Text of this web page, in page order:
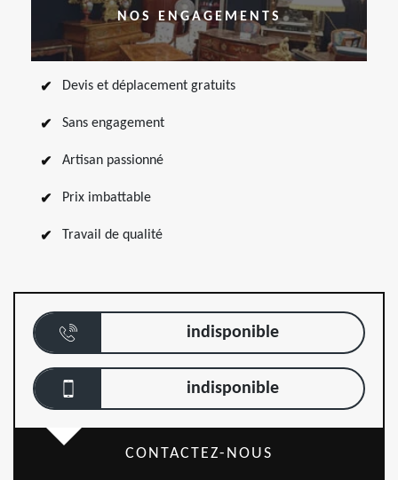
NOS ENGAGEMENTS
Devis et déplacement gratuits
Sans engagement
Artisan passionné
Prix imbattable
Travail de qualité
indisponible
indisponible
CONTACTEZ-NOUS